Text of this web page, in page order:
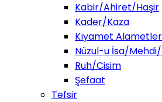
Kabir/Ahiret/Haşir
Kader/Kaza
Kıyamet
Nüzul-u İsa/
Ruh/Cisim
Şefaat
Tefsir